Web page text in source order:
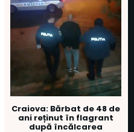
Craiova: Bărbat de 48 de
ani reținut în flagrant
după încălcarea